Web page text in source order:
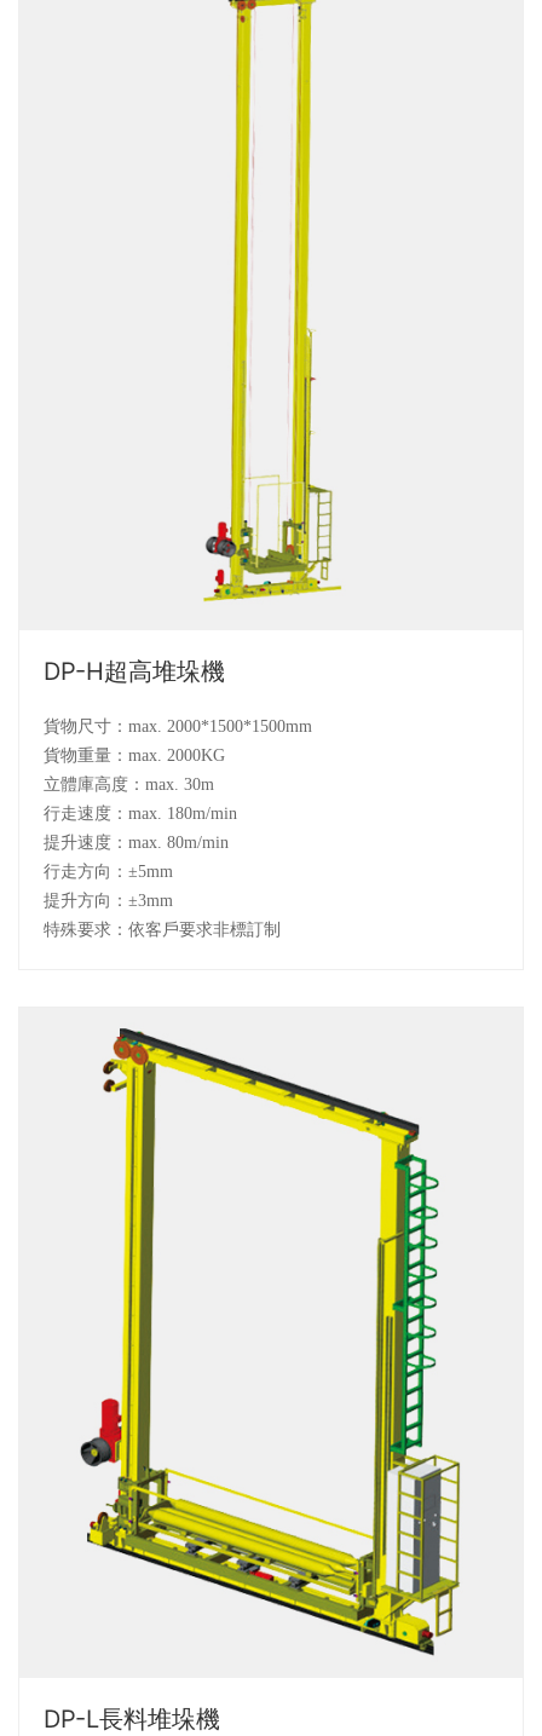
DP-H超高堆垛機
貨物尺寸：max. 2000*1500*1500mm
貨物重量：max. 2000KG
立體庫高度：max. 30m
行走速度：max. 180m/min
提升速度：max. 80m/min
行走方向：±5mm
提升方向：±3mm
特殊要求：依客戶要求非標訂制
DP-L長料堆垛機